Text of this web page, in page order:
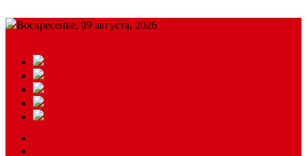
Воскресенье, 09 августа, 2026